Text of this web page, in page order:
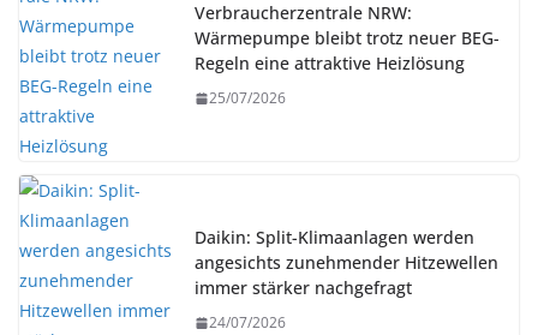
Verbraucherzentrale NRW:
Wärmepumpe bleibt trotz neuer BEG-
Regeln eine attraktive Heizlösung
25/07/2026
Daikin: Split-Klimaanlagen werden
angesichts zunehmender Hitzewellen
immer stärker nachgefragt
24/07/2026